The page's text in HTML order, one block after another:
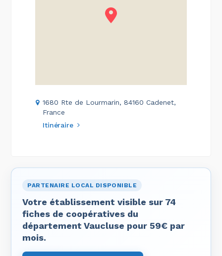
1680 Rte de Lourmarin, 84160 Cadenet,
France
Itinéraire
PARTENAIRE LOCAL DISPONIBLE
Votre établissement visible sur 74
fiches de coopératives du
département Vaucluse pour 59€ par
mois.